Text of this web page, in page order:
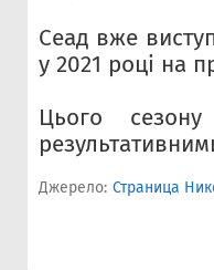
Сеад вже
у 2021 році на
Цього
Джерело: Страница